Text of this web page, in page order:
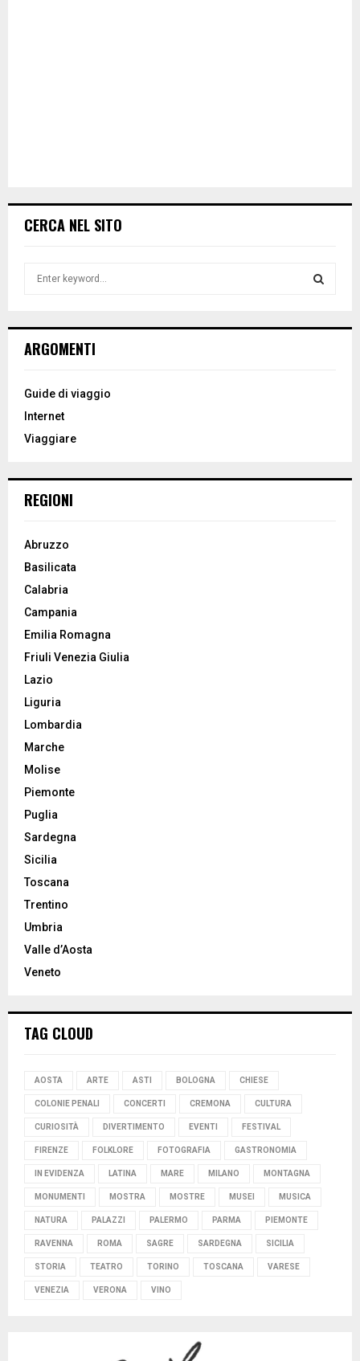
CERCA NEL SITO
h
o
:
ARGOMENTI
Guide di viaggio
Internet
Viaggiare
REGIONI
Abruzzo
Basilicata
Calabria
Campania
Emilia Romagna
Friuli Venezia Giulia
Lazio
Liguria
Lombardia
Marche
Molise
Piemonte
Puglia
Sardegna
Sicilia
Toscana
Trentino
Umbria
Valle d’Aosta
Veneto
TAG CLOUD
AOSTA ARTE ASTI BOLOGNA CHIESE
COLONIE PENALI CONCERTI CREMONA CULTURA
CURIOSITÀ DIVERTIMENTO EVENTI FESTIVAL
FIRENZE FOLKLORE FOTOGRAFIA GASTRONOMIA
IN EVIDENZA LATINA MARE MILANO MONTAGNA
MONUMENTI MOSTRA MOSTRE MUSEI MUSICA
NATURA PALAZZI PALERMO PARMA PIEMONTE
RAVENNA ROMA SAGRE SARDEGNA SICILIA
STORIA TEATRO TORINO TOSCANA VARESE
VENEZIA VERONA VINO